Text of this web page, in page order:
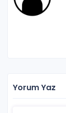
Yorum Yaz